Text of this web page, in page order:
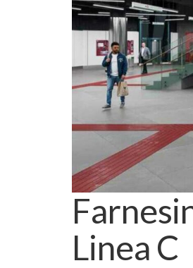
Linea C